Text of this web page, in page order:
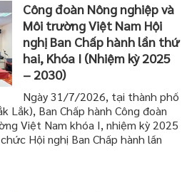
Công đoàn Nông nghiệp và
Môi trường Việt Nam Hội
nghị Ban Chấp hành lần thứ
hai, Khóa I (Nhiệm kỳ 2025
– 2030)
Ngày 31/7/2026, tại thành phố
Lắk), Ban Chấp hành Công đoàn
Việt Nam khóa I, nhiệm kỳ 2025
Hội nghị Ban Chấp hành lần